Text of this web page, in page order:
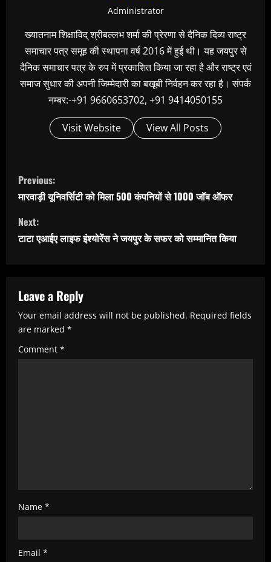
Administrator
ख्यातनाम शिक्षाविद् श्रीबल्लभ शर्मा की प्रेरणा से दैनिक दिव्य राष्ट्र
समाचार पत्र समूह की स्थापना वर्ष 2016 में हुई थी। यह जयपुर से
दैनिक समाचार पत्र के रुप में प्रकाशित किया जा रहा है और राष्ट्र एवं
समाज सुधार की अपनी जिम्मेदारी का बखूबी निर्वहन कर रहा है। संपर्क
नम्बर:-+91 9660653702, +91 9414050155
Visit Website View All Posts
C
o
n
t
u
e
R
e
Previous:
मारवाड़ी यूनिवर्सिटी को मिला 500 कंपनियों से 1000 जॉब ऑफर
Next:
टाटा एआईए लाइफ इंश्योरेंस ने जयपुर के सफर को सम्मानित किया
Leave a Reply
Your email address will not be published. Required fields
are marked *
Comment *
Name *
Email *